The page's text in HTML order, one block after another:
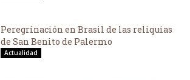
Peregrinación en Brasil de las reliquias
de San Benito de Palermo
Actualidad